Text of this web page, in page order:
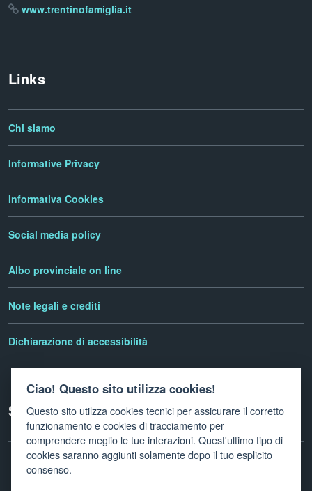
www.trentinofamiglia.it
Links
Chi siamo
Informative Privacy
Informativa Cookies
Social media policy
Albo provinciale on line
Note legali e crediti
Dichiarazione di accessibilità
Seguici su
Facebook
Ciao! Questo sito utilizza cookies!
Questo sito utilzza cookies tecnici per assicurare il corretto
funzionamento e cookies di tracciamento per
comprendere meglio le tue interazioni. Quest'ultimo tipo di
cookies saranno aggiunti solamente dopo il tuo esplicito
consenso.